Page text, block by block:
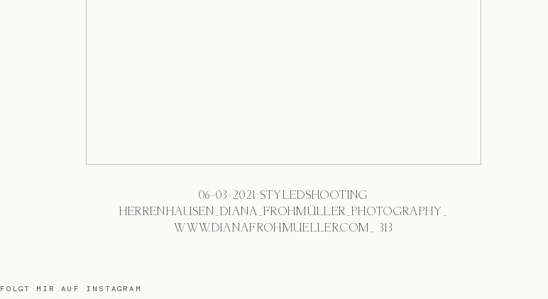
06-03-2021 STYLEDSHOOTING
HERRENHAUSEN_DIANA_FROHMÜLLER_PHOTOGRAPHY_
WWW.DIANAFROHMUELLER.COM_ 313
FOLGT MIR AUF INSTAGRAM